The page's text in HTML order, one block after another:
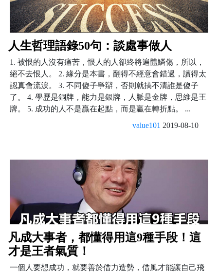
人生哲理語錄50句：談處事做人
1. 被恨的人沒有痛苦，恨人的人卻終將遍體鱗傷，所以，
絕不去恨人。 2. 緣分是本書，翻得不經意會錯過，讀得太
認真會流淚。 3. 不同傻子爭辯，否則就搞不清誰是傻子
了。 4. 學歷是銅牌，能力是銀牌，人脈是金牌，思維是王
牌。 5. 成功的人不是贏在起點，而是贏在轉折點。 ...
value101 2019-08-10
凡成大事者，都懂得用這9種手段！這
才是王者氣質！
一個人要想成功，就要善於借力造勢，借風才能讓自己飛